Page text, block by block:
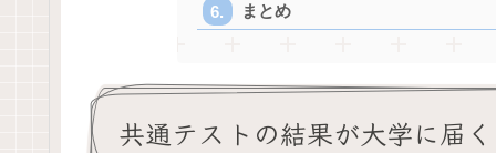
まとめ
共通テストの結果が大学に届